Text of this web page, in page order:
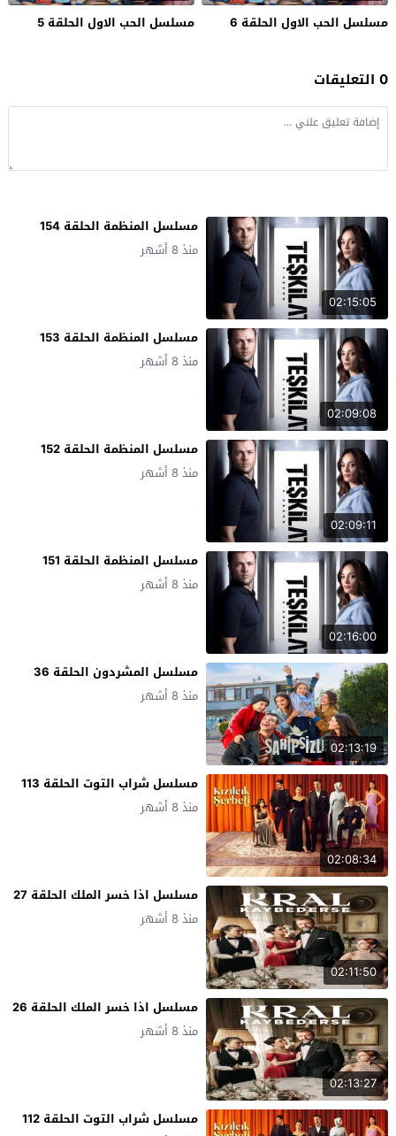
مسلسل الحب الاول الحلقة 6
مسلسل الحب الاول الحلقة 5
0 التعليقات
02:15:05
مسلسل المنظمة الحلقة 154
منذ 8 أشهر
02:09:08
مسلسل المنظمة الحلقة 153
منذ 8 أشهر
02:09:11
مسلسل المنظمة الحلقة 152
منذ 8 أشهر
02:16:00
مسلسل المنظمة الحلقة 151
منذ 8 أشهر
02:13:19
مسلسل المشردون الحلقة 36
منذ 8 أشهر
02:08:34
مسلسل شراب التوت الحلقة 113
منذ 8 أشهر
02:11:50
مسلسل اذا خسر الملك الحلقة 27
منذ 8 أشهر
02:13:27
مسلسل اذا خسر الملك الحلقة 26
منذ 8 أشهر
مسلسل شراب التوت الحلقة 112